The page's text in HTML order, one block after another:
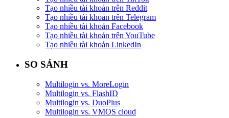
Tạo nhiều tài khoản trên Reddit
Tạo nhiều tài khoản trên Telegram
Tạo nhiều tài khoản Facebook
Tạo nhiều tài khoản trên YouTube
Tạo nhiều tài khoản LinkedIn
SO SÁNH
Multilogin vs. MoreLogin
Multilogin vs. FlashID
Multilogin vs. DuoPlus
Multilogin vs. VMOS cloud